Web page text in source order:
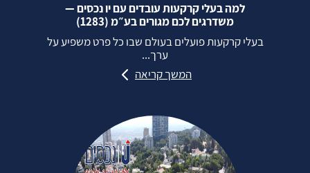
למה בעלי קרקעות עובדים עם יו נכסים —
משדרגים לכם מגורים בע״מ (1283)
בעלי קרקעות פועלים בעולם שבו כל פרט משפיע על
ערך...
המשך קריאה